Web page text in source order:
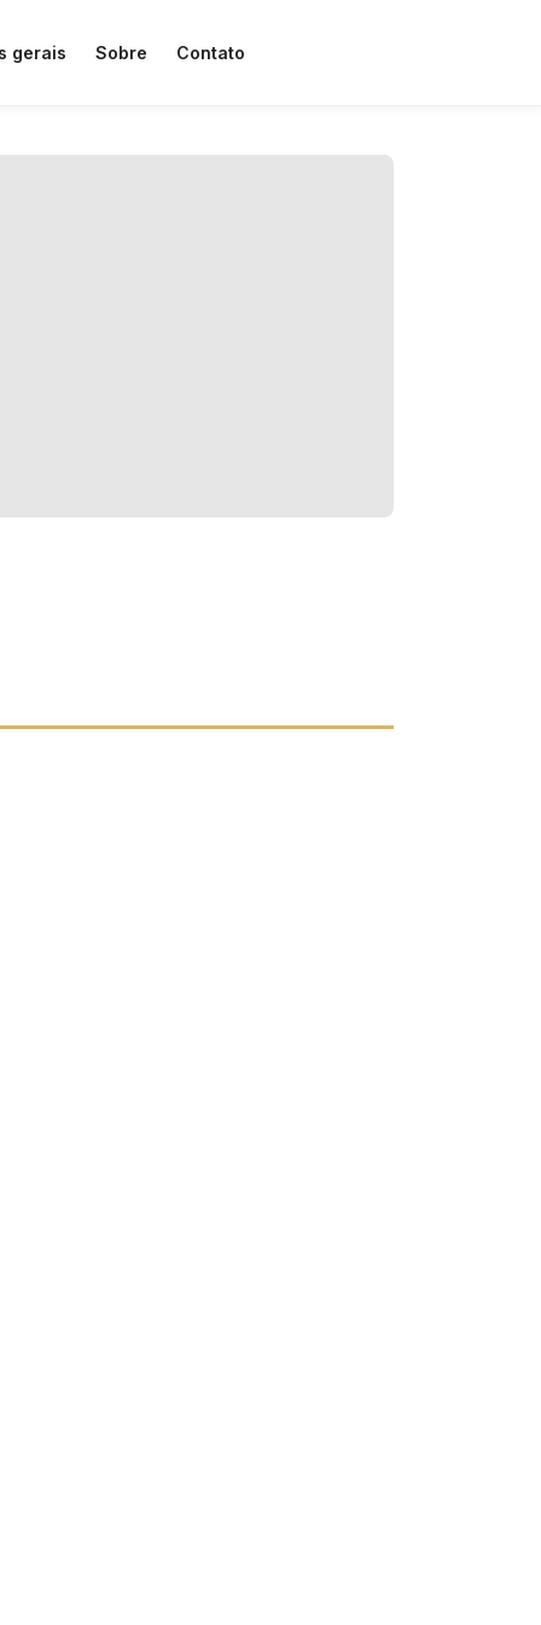
gerais Sobre Contato